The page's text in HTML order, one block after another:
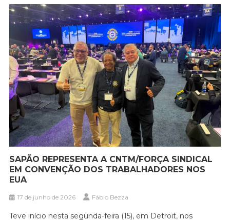
SAPÃO REPRESENTA A CNTM/FORÇA SINDICAL
EM CONVENÇÃO DOS TRABALHADORES NOS
EUA
17 de junho de 2026 Fábio Bezza
Teve início nesta segunda-feira (15), em Detroit, nos